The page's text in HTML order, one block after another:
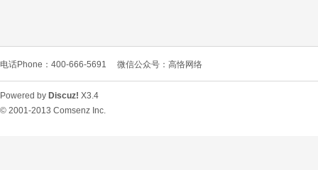
电话Phone：400-666-5691 微信公众号：高恪网络
Powered by Discuz! X3.4
© 2001-2013 Comsenz Inc.